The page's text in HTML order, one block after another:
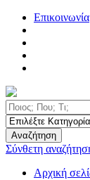
Επικοινωνία
Αναζήτηση
Σύνθετη
Αρχική